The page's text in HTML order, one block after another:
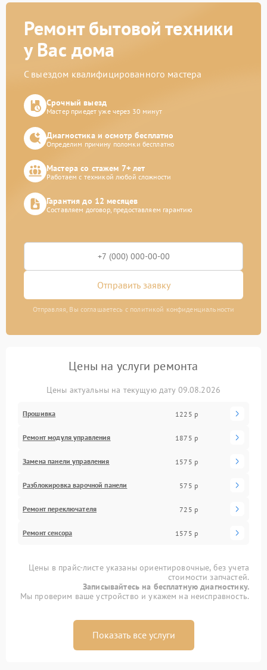
Ремонт бытовой техники
у Вас дома
С выездом квалифицированного мастера
Срочный выезд
Мастер приедет уже через 30 минут
Диагностика и осмотр бесплатно
Определим причину поломки бесплатно
Мастера со стажем 7+ лет
Работаем с техникой любой сложности
Гарантия до 12 месяцев
Составляем договор, предоставляем гарантию
Отправить заявку
Отправляя, Вы соглашаетесь с политикой конфиденциальности
Цены на услуги ремонта
Цены актуальны на текущую дату 09.08.2026
Прошивка 1225 р
Ремонт модуля управления 1875 р
Замена панели управления 1575 р
Разблокировка варочной панели 575 р
Ремонт переключателя 725 р
Ремонт сенсора 1575 р
Цены в прайс-листе указаны ориентировочные, без учета
стоимости запчастей.
Записывайтесь на бесплатную диагностику.
Мы проверим ваше устройство и укажем на неисправность.
Показать все услуги